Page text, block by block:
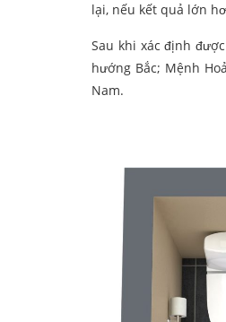
lại, nếu kết quả lớn
Sau khi xác định
hướng Bắc; Mệnh
Nam.